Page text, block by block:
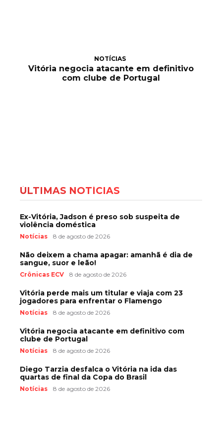
NOTÍCIAS
Vitória negocia atacante em definitivo
com clube de Portugal
ÚLTIMAS NOTÍCIAS
Ex-Vitória, Jadson é preso sob suspeita de
violência doméstica
Notícias 8 de agosto de 2026
Não deixem a chama apagar: amanhã é dia de
sangue, suor e leão!
Crônicas ECV 8 de agosto de 2026
Vitória perde mais um titular e viaja com 23
jogadores para enfrentar o Flamengo
Notícias 8 de agosto de 2026
Vitória negocia atacante em definitivo com
clube de Portugal
Notícias 8 de agosto de 2026
Diego Tarzia desfalca o Vitória na ida das
quartas de final da Copa do Brasil
Notícias 8 de agosto de 2026